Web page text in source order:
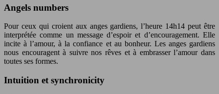
Angels numbers
Pour ceux qui croient aux anges gardiens, l’heure 14h14 peut être
interprétée comme un message d’espoir et d’encouragement. Elle
incite à l’amour, à la confiance et au bonheur. Les anges gardiens
nous encouragent à suivre nos rêves et à embrasser l’amour dans
toutes ses formes.
Intuition et synchronicity